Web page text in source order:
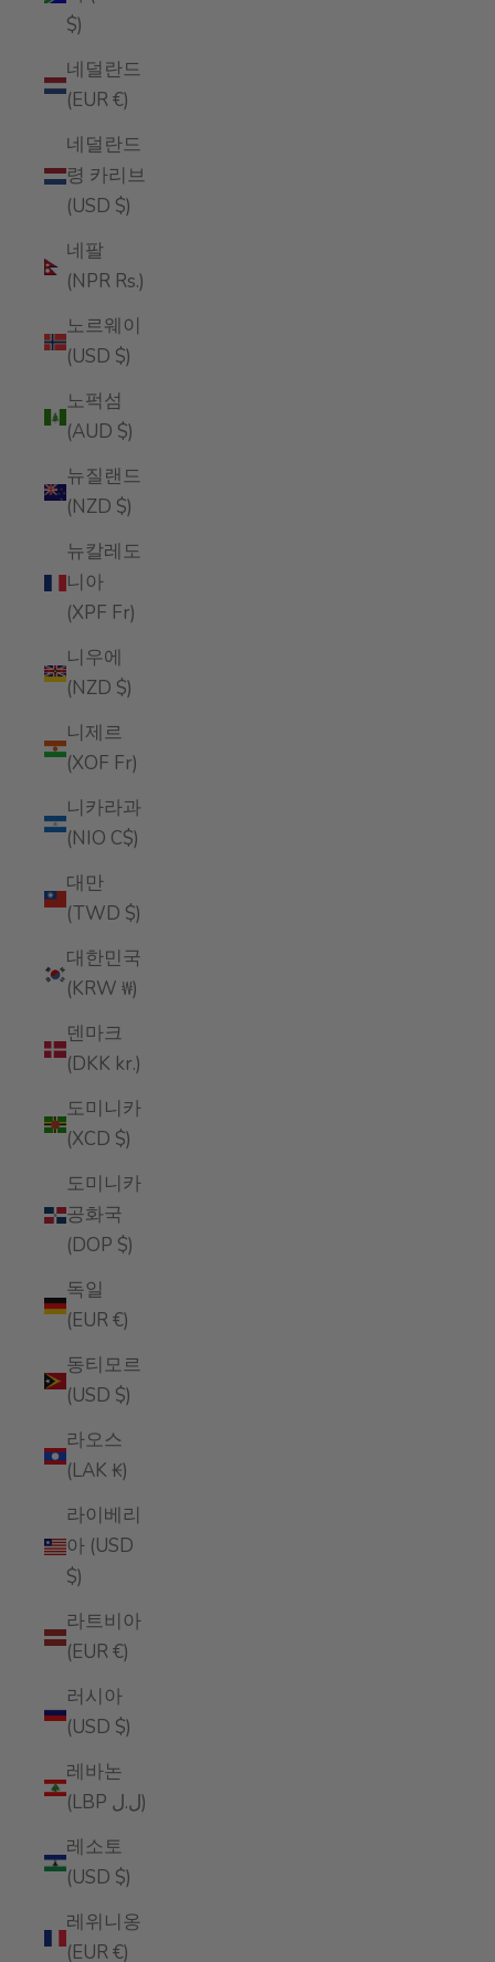
$)
네덜란드
(EUR €)
네덜란드
령 카리브
(USD $)
네팔
(NPR Rs.)
노르웨이
(USD $)
노퍽섬
(AUD $)
뉴질랜드
(NZD $)
뉴칼레도
니아
(XPF Fr)
니우에
(NZD $)
니제르
(XOF Fr)
니카라과
(NIO C$)
대만
(TWD $)
대한민국
(KRW ₩)
덴마크
(DKK kr.)
도미니카
(XCD $)
도미니카
공화국
(DOP $)
독일
(EUR €)
동티모르
(USD $)
라오스
(LAK ₭)
라이베리
아 (USD
$)
라트비아
(EUR €)
러시아
(USD $)
레바논
(LBP ل.ل)
레소토
(USD $)
레위니옹
(EUR €)